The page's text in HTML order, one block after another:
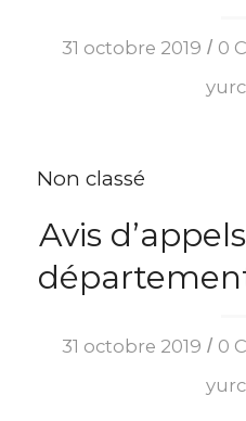
31 octobre 2019 / 0
Non classé
Avis
31 octobre 2019 / 0